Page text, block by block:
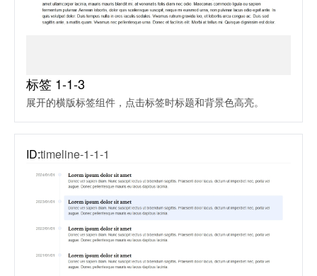
标签 1-1-3
展开的横版标签组件，点击标签时标题和背景色高亮。
ID:timeline-1-1-1